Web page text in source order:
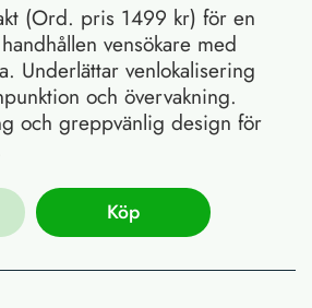
(Ord. pris 1499 kr) för en
vensökare med
Underlättar venlokalisering
och övervakning.
och greppvänlig design för
Köp